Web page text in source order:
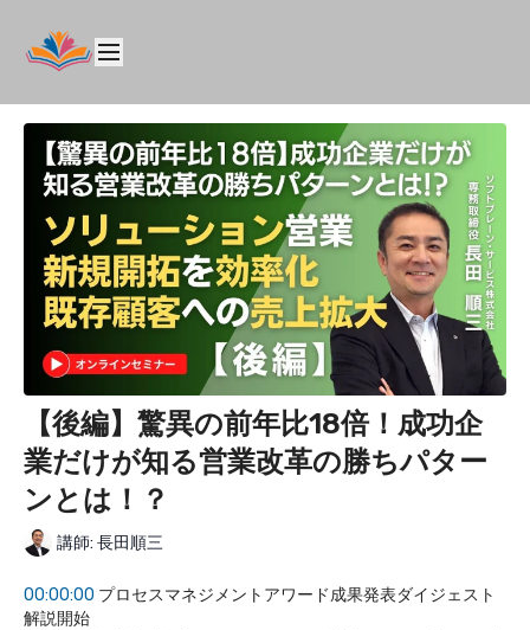
【後編】驚異の前年比18倍！成功企
業だけが知る営業改革の勝ちパター
ンとは！？
講師: 長田順三
00:00:00 プロセスマネジメントアワード成果発表ダイジェスト
解説開始